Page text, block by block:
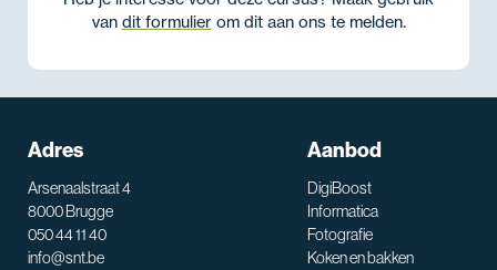
van dit formulierom dit aan ons te melden.
Adres
Arsenaalstraat 4
8000 Brugge
050 44 11 40
info@snt.be
Aanbod
DigiBoost
Informatica
Fotografie
Koken en bakken